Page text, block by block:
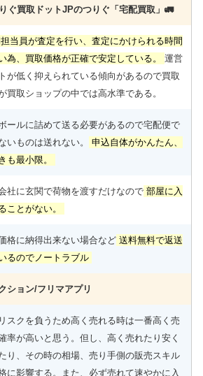
未使用
39,000円
魚探 未使用
03 （2026/04/30
24,000円
2026/04/04
04 （2026/04/30
2026/04/04
魚探 未使用
05
（2026/04/30
9,000円
2026/04/04
ォースマスター 2000 未
ォースマスター 300DH 未
ォースマスター 601DH 未
（2026/04/30
33,000円
ォースマスター 601 未使
ォースマスター 1000 未
（2026/04/30
28,000円
2026/04/04
ぐ買取ドットJPのつりぐ「宅配買取」🚛
当員が査定を行い、査定にかけられる時間
為、買取価格が正確で安定している。 運営
が低く抑えられている傾向があるので買取
買取ショップの中では高水準である。
ールに詰めて送る必要があるので宅配便で
いものは送れない。
申込自体がかんたん、
も最小限。
社に玄関で荷物を渡すだけなので 部屋に入
ことがない。
格に納得出来ない場合など 送料無料で返送
るのでノートラブル
ション/フリマアプリ
スクを負うため高く売れる時は一番高く売
率が高いと思う。但し、高く売れたり安く
り、その時の相場、売り手側の販売スキル
に影響する。また、必ず売れて速やかに入